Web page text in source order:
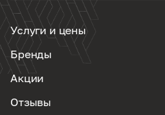
Услуги и цены
Бренды
Акции
Отзывы